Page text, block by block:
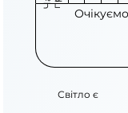
Світло є